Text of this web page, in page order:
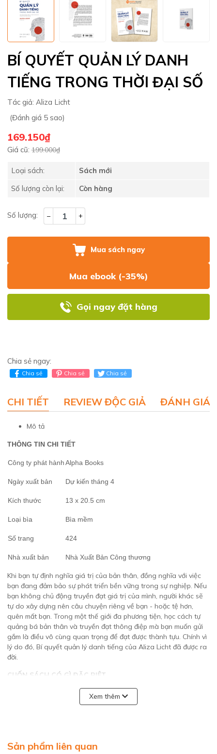
BÍ QUYẾT QUẢN LÝ DANH
TIẾNG TRONG THỜI ĐẠI SỐ
Tác giả: Aliza Licht
(Đánh giá 5 sao)
169.150₫
Giá cũ: 199.000₫
Loại sách:
Sách mới
Số lượng còn lại:
Còn hàng
Số lượng: – +
Mua sách ngay
Mua ebook (-35%)
Gọi ngay đặt hàng
Chia sẻ ngay:
Chia sẻ Chia sẻ Chia sẻ
CHI TIẾT REVIEW ĐỘC GIẢ ĐÁNH GIÁ
Mô tả
THÔNG TIN CHI TIẾT
Công ty phát hànhAlpha Books
Ngày xuất bản Dự kiến tháng 4
Kích thước 13 x 20.5 cm
Loại bìa Bìa mềm
Số trang 424
Nhà xuất bản Nhà Xuất Bản Công thương
Khi bạn tự định nghĩa giá trị của bản thân, đồng nghĩa với việc
bạn đang đảm bảo sự phát triển bền vững trong sự nghiệp. Nếu
bạn không chủ động truyền đạt giá trị của mình, người khác sẽ
tự do xây dựng nên câu chuyện riêng về bạn - hoặc tệ hơn,
quên mất bạn. Trong một thế giới đa phương tiện, học cách tự
quảng bá bản thân và truyền đạt thông điệp mà bạn muốn gửi
gắm là điều vô cùng quan trọng để đạt được thành tựu. Chính vì
lý do đó, Bí quyết quản lý danh tiếng của Aliza Licht đã được ra
đời.
CUỐN SÁCH CÓ GÌ ĐẶC BIỆT
Bất kể bạn đang ở phần nào kể trên, cuốn sách cũng này sẽ
cung cấp cho bạn những công cụ cần thiết để xây dựng, giao
tạo ra phụ thuộc vào chính bạn.
Xem thêm
Sản phẩm liên quan